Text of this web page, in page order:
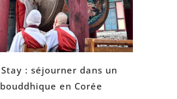
: séjourner dans un
en Corée